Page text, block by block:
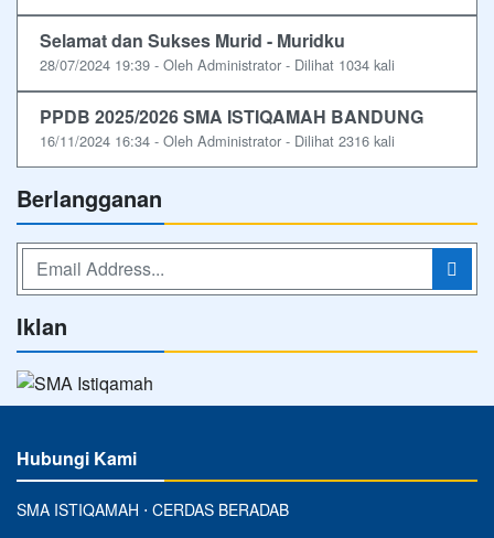
Selamat dan Sukses Murid - Muridku
28/07/2024 19:39 - Oleh Administrator - Dilihat 1034 kali
PPDB 2025/2026 SMA ISTIQAMAH BANDUNG
16/11/2024 16:34 - Oleh Administrator - Dilihat 2316 kali
Berlangganan
Iklan
Hubungi Kami
SMA ISTIQAMAH ⋅ CERDAS BERADAB